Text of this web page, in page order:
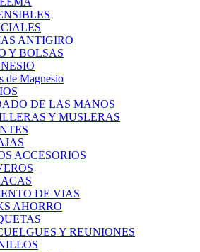
ANTIGIRO
Y BOLSAS
de Magnesio
DE LAS MANOS
Y MUSLERAS
ACCESORIOS
DE VIAS
AHORRO
Y REUNIONES